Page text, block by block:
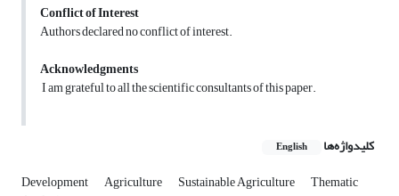
Conflict of Interest
Authors declared no conflict of interest.
Acknowledgments
I am grateful to all the scientific consultants of this paper.
کلیدواژه‌ها English
Development Agriculture Sustainable Agriculture Thematic